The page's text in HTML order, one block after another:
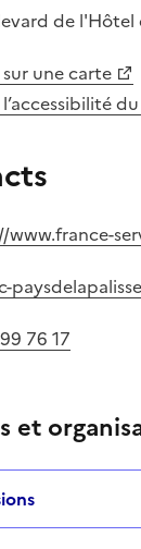
de l'Hôtel
une carte
76 17
et